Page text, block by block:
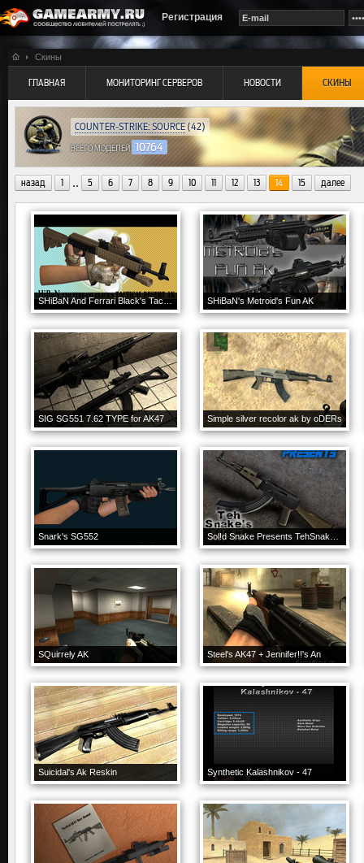
Регистрация
Скины
ГЛАВНАЯ МОНИТОРИНГ СЕРВЕРОВ НОВОСТИ СКИНЫ
COUNTER-STRIKE: SOURCE (42)
ВСЕГО МОДЕЛЕЙ 10764
назад 1 .. 5 6 7 8 9 10 11 12 13 14 15 далее
SHiBaN And Ferrari Black's Tactical Desert AK SHiBaN's Metroid's Fun AK
SIG SG551 7.62 TYPE for AK47 Simple silver recolor ak by oDERs
Snark's SG552
SQuirrely AK Steel's AK47 + Jennifer!!'s An
Suicidal's Ak Reskin Synthetic Kalashnikov - 47